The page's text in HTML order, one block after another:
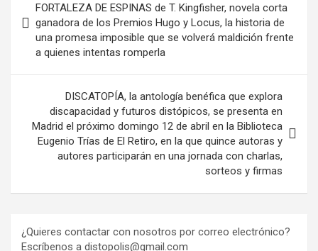
entradas
FORTALEZA DE ESPINAS de T. Kingfisher, novela corta
ganadora de los Premios Hugo y Locus, la historia de
una promesa imposible que se volverá maldición frente
a quienes intentas romperla
DISCATOPÍA, la antología benéfica que explora
discapacidad y futuros distópicos, se presenta en
Madrid el próximo domingo 12 de abril en la Biblioteca
Eugenio Trías de El Retiro, en la que quince autoras y
autores participarán en una jornada con charlas,
sorteos y firmas
¿Quieres contactar con nosotros por correo electrónico?
Escríbenos a distopolis@gmail.com